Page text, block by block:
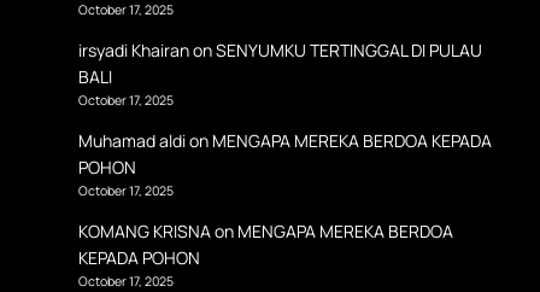
October 17, 2025
irsyadi KhairanonSENYUMKU TERTINGGAL DI PULAU
BALI
October 17, 2025
Muhamad aldion MENGAPA MEREKA BERDOA KEPADA
POHON
October 17, 2025
KOMANG KRISNAon MENGAPA MEREKA BERDOA
KEPADA POHON
October 17, 2025